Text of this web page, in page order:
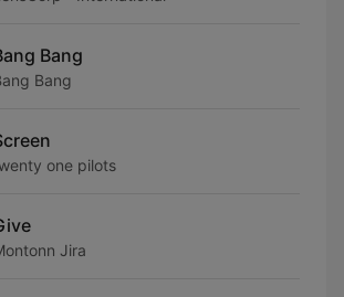
Bang
Bang
one pilots
Jira